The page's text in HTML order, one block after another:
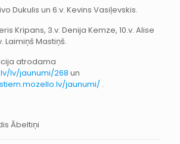
Dukulis un 6.v. Kevins Vasiļevskis.
Kripans, 3.v. Denija Kemze, 10.v. Alise
Laimiņš Mastiņš.
atrodama
lv/jaunumi/268 un
jaunumi/ .
Ābeltiņi